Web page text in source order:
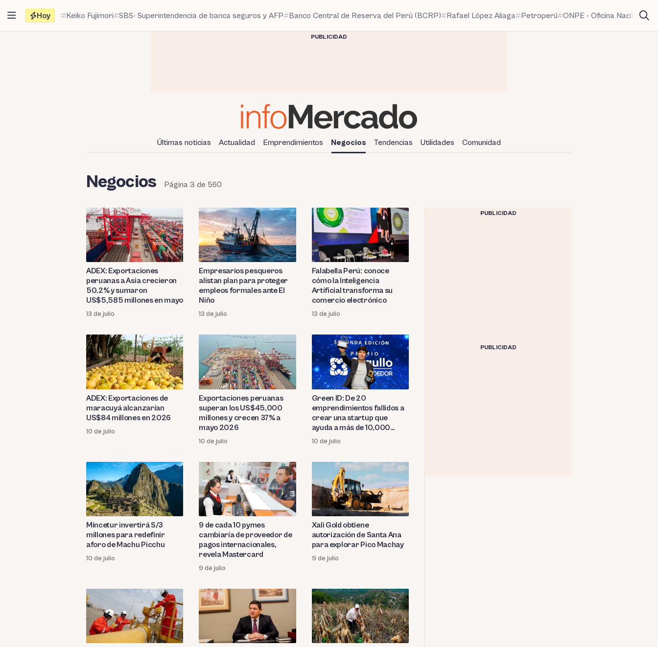
contenido
Hoy Keiko Fujimori SBS- Superintendencia de banca seguros y AFP Banco Central de Reserva del Perú (BCRP) Rafael López Aliaga Petroperú ONPE - Oficina Nacional
PUBLICIDAD
Últimas noticias Actualidad Emprendimientos Negocios Tendencias Utilidades Comunidad
Negocios Página 3 de 560
ADEX: Exportaciones
peruanas a Asia crecieron
50.2% y sumaron
US$5,585 millones en mayo
13 de julio
Empresarios pesqueros
alistan plan para proteger
empleos formales ante El
Niño
13 de julio
Falabella Perú: conoce
cómo la Inteligencia
Artificial transforma su
comercio electrónico
13 de julio
ADEX: Exportaciones de
maracuyá alcanzarían
US$84 millones en 2026
10 de julio
Exportaciones peruanas
superan los US$45,000
millones y crecen 37% a
mayo 2026
10 de julio
Green ID: De 20
emprendimientos fallidos a
crear una startup que
ayuda a más de 10,000
productores en la
agroexportación
10 de julio
Mincetur invertirá S/3
millones para redefinir
aforo de Machu Picchu
10 de julio
9 de cada 10 pymes
cambiaría de proveedor de
pagos internacionales,
revela Mastercard
9 de julio
Xali Gold obtiene
autorización de Santa Ana
para explorar Pico Machay
9 de julio
PUBLICIDAD
PUBLICIDAD